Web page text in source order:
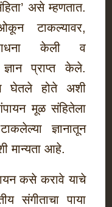
असे म्हणतात.
टाकल्यावर,
केली व
प्राप्त केले.
घेतले होते अशी
मूळ संहितेला
ज्ञानातून
मान्यता आहे.
कसे करावे याचे
संगीताचा पाया